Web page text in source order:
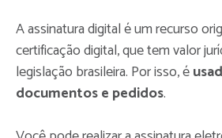
A assinatura digital é um recurso
certificação digital, que tem valor
legislação brasileira. Por isso, é
documentos e pedidos.